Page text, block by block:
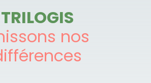
TRILOGIS
nos